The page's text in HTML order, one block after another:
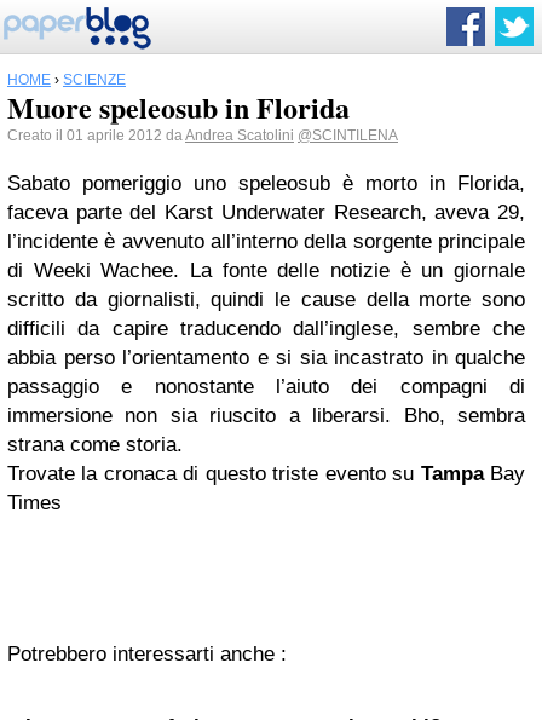
HOME › SCIENZE
Muore speleosub in Florida
Creato il 01 aprile 2012 daAndrea Scatolini @SCINTILENA
Sabato pomeriggio uno speleosub è morto in Florida,
faceva parte del Karst Underwater Research, aveva 29,
l’incidente è avvenuto all’interno della sorgente principale
di Weeki Wachee. La fonte delle notizie è un giornale
scritto da giornalisti, quindi le cause della morte sono
difficili da capire traducendo dall’inglese, sembre che
abbia perso l’orientamento e si sia incastrato in qualche
passaggio e nonostante l’aiuto dei compagni di
immersione non sia riuscito a liberarsi. Bho, sembra
strana come storia.
Trovate la cronaca di questo triste evento su TampaBay
Times
Potrebbero interessarti anche :